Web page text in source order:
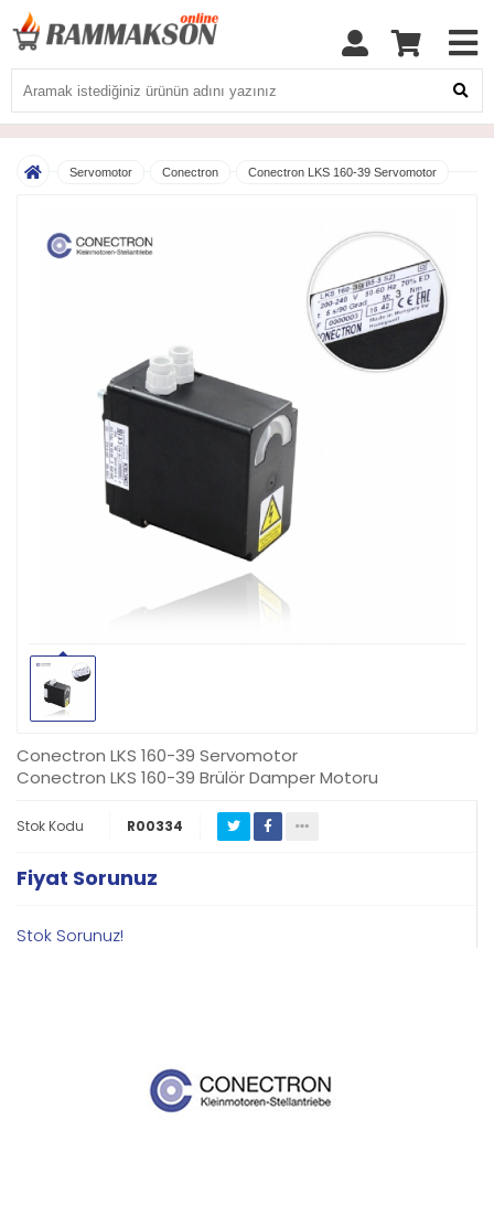
Servomotor Conectron Conectron LKS 160-39 Servomotor
Conectron LKS 160-39 Servomotor
Conectron LKS 160-39 Brülör Damper Motoru
Stok Kodu R00334
Fiyat Sorunuz
Stok Sorunuz!